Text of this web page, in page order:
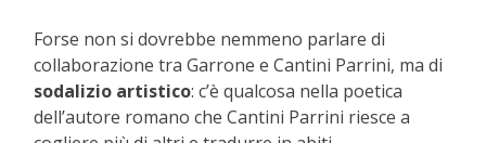
Forse non si dovrebbe nemmeno parlare di
collaborazione tra Garrone e Cantini Parrini, ma di
sodalizio artistico: c’è qualcosa nella poetica
dell’autore romano che Cantini Parrini riesce a